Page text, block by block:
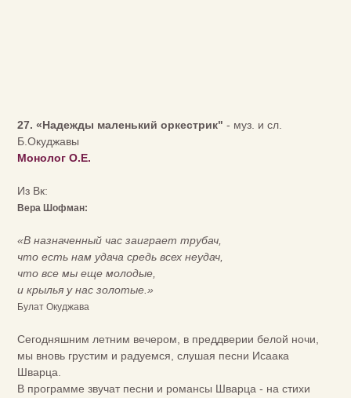
27. «Надежды маленький оркестрик" - муз. и сл.
Б.Окуджавы
Монолог О.Е.
Из Вк:
Вера Шофман:
«В назначенный час заиграет трубач,
что есть нам удача средь всех неудач,
что все мы еще молодые,
и крылья у нас золотые.»
Булат Окуджава
Сегодняшним летним вечером, в преддверии белой ночи,
мы вновь грустим и радуемся, слушая песни Исаака
Шварца.
В программе звучат песни и романсы Шварца - на стихи